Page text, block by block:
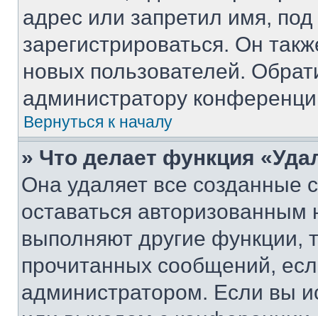
адрес или запретил имя,
зарегистрироваться. Он
новых пользователей.
администратору
Вернуться к началу
» Что делает функция
Она удаляет все созданные
оставаться
выполняют другие функции,
прочитанных сообщений,
администратором. Если вы